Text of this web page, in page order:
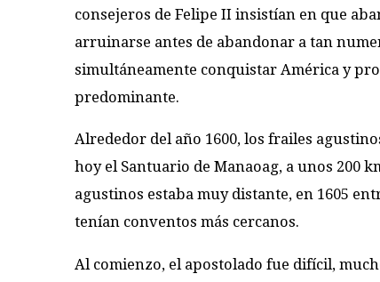
consejeros de Felipe II insistían en que
arruinarse antes de abandonar a tan
simultáneamente conquistar América y
predominante.
Alrededor del año 1600, los frailes
hoy el Santuario de Manaoag, a unos 200
agustinos estaba muy distante, en 1605
tenían conventos más cercanos.
Al comienzo, el apostolado fue difícil,